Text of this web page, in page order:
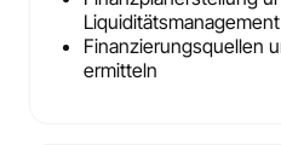
Liquiditätsmanagement
Finanzierungsquellen
ermitteln